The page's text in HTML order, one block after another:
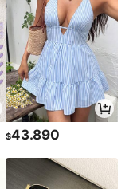
$43.890